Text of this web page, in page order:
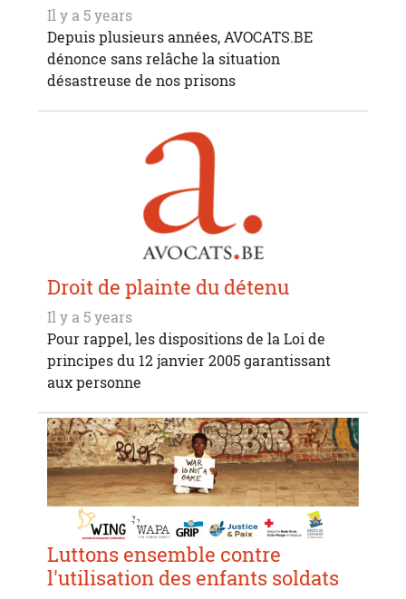
Il y a 5 years
Depuis plusieurs années, AVOCATS.BE
dénonce sans relâche la situation
désastreuse de nos prisons
Droit de plainte du détenu
Il y a 5 years
Pour rappel, les dispositions de la Loi de
principes du 12 janvier 2005 garantissant
aux personne
Luttons ensemble contre
l'utilisation des enfants soldats